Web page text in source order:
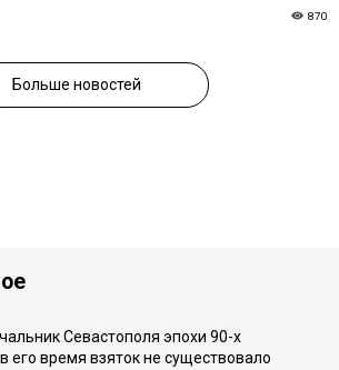
870
Больше новостей
Севастополя эпохи 90-х
его время взяток не существовало